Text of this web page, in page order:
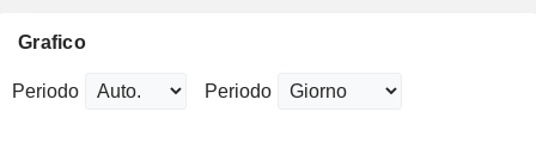
Grafico
Periodo Periodo